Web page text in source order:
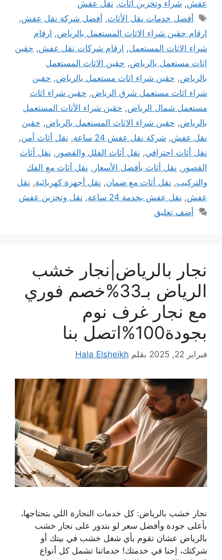
عفش, شراء وتخزين اثاث, نقل عفش
الوسوم
أفضل خدمات نقل الأثاث, أفضل شركة نقل عفش,
ارقام حقين شراء الاثاث المستعمل بالرياض, ارقام
شراء الاثاث المستعمل, ارقام شركات نقل عفش, حقين
اثاث مستعمل بالرياض, حقين الاثاث المستعمل
بالرياض, حقين شراء اثاث مستعمل بالرياض, حقين
شراء اثاث مستعمل شرق الرياض, حقين شراء اثاث
مستعمل شمال الرياض, حقين شراء الأثاث المستعمل
بالرياض, حقين شراء الاثاث المستعمل بالرياض, حقين
نقل عفش, شركة نقل عفش 24 ساعة , نقل أثاث آمن,
نقل أثاث احترافي, نقل أثاث الفلل والقصور , نقل أثاث
القصور , نقل أثاث بأفضل الأسعار , نقل أثاث مع الفك
والتركيب, نقل أثاث مع ضمان, نقل أجهزة كهربائية, نقل
عفش, نقل عفش بخدمة 24 ساعة , نقل وتخزين عفش
أضف تعليق
نجار بالرياض|نجار خشب
الرياض بـ33%خصم فوري
مع نجار غرف نوم
بجودة100%اتصل بنا
فبراير 22, 2025 بقلم Hala Elsheikh
نجار خشب بالرياض: كل خدمات النجارة اللي بتحتاجها،
بأعلى جودة وأفضل سعر لو بتدور على نجار خشب
بالرياض عشان تقوم بأي شغل خشب في بيتك أو
شركتك، إحنا في خدمتك! خدماتنا تشمل كل أنواع